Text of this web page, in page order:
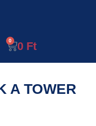
0 Ft
A TOWER